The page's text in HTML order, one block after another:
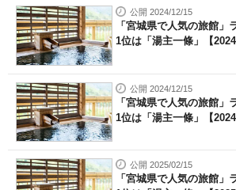
公開 2024/12/15
「宮城県で人気の旅館
1位は「湯主一條」【
公開 2024/12/15
「宮城県で人気の旅館
1位は「湯主一條」【
公開 2025/02/15
「宮城県で人気の旅館